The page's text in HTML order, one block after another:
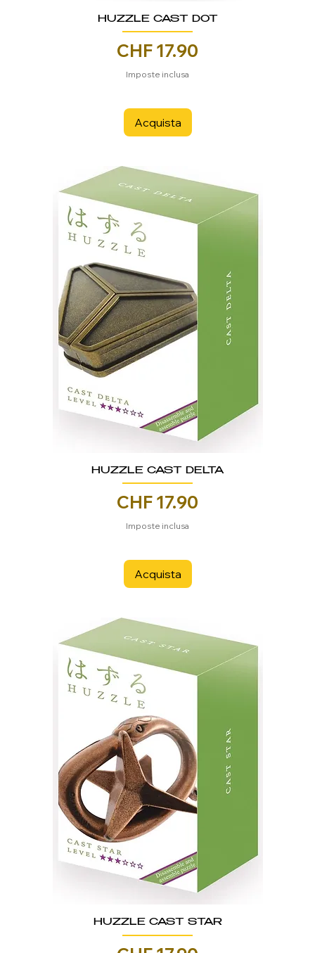
HUZZLE CAST DOT
Prezzo
CHF 17.90
Imposte inclusa
Acquista
HUZZLE CAST DELTA
Prezzo
CHF 17.90
Imposte inclusa
Acquista
HUZZLE CAST STAR